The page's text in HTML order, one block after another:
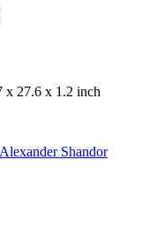
x 27.6 x 1.2 inch